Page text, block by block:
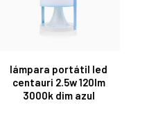
lámpara portátil led
centauri 2.5w 120lm
3000k dim azul